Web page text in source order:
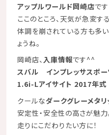
アップルワールド岡崎店です
ここのところ、天気が急変す
体調を崩されている方も多い
ょうね。
岡崎店、入庫情報です^^
スバル インプレッサスポー
1.6i-Lアイサイト 2017年
クールなダークグレーメタリ
安定性・安全性の高さが魅力
走りにこだわりたい方に！